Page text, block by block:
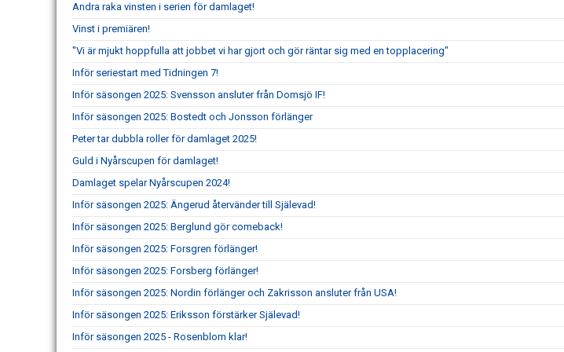
Andra raka vinsten i serien för damlaget!
Vinst i premiären!
"Vi är mjukt hoppfulla att jobbet vi har gjort och gör räntar sig med en topplacering"
Inför seriestart med Tidningen 7!
Inför säsongen 2025: Svensson ansluter från Domsjö IF!
Inför säsongen 2025: Bostedt och Jonsson förlänger
Peter tar dubbla roller för damlaget 2025!
Guld i Nyårscupen för damlaget!
Damlaget spelar Nyårscupen 2024!
Inför säsongen 2025: Ängerud återvänder till Själevad!
Inför säsongen 2025: Berglund gör comeback!
Inför säsongen 2025: Forsgren förlänger!
Inför säsongen 2025: Forsberg förlänger!
Inför säsongen 2025: Nordin förlänger och Zakrisson ansluter från USA!
Inför säsongen 2025: Eriksson förstärker Själevad!
Inför säsongen 2025 - Rosenblom klar!